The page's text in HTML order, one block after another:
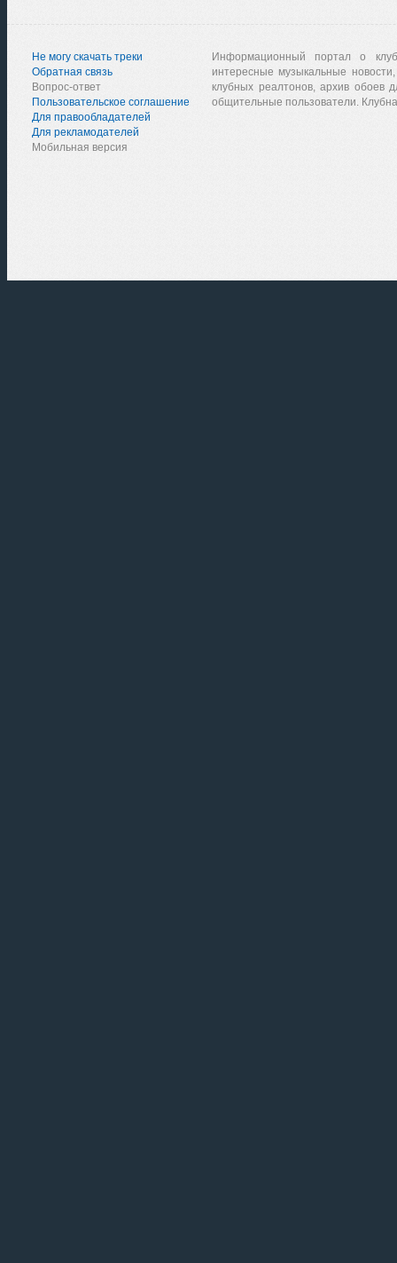
Не могу скачать треки
Обратная связь
Вопрос-ответ
Пользовательское соглашение
Для правообладателей
Для рекламодателей
Мобильная версия
Информационный портал о
интересные музыкальные
клубных реалтонов, архив обоев
общительные пользователи.